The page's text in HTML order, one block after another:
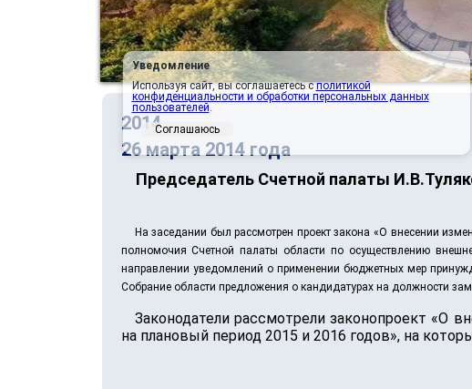
2014
26 марта 2014 года
Председатель Счетной палаты
На заседании был рассмотрен проект закона «О внесении
полномочия Счетной палаты области по осуществлению
направлении уведомлений о применении бюджетных мер
Собрание области предложения о кандидатурах на должности
Законодатели рассмотрели законопроект «О
на плановый период 2015 и 2016 годов», на
Уведомление
Используя сайт, вы соглашаетесь сполитикой
конфиденциальности и обработки персональных данных
пользователей.
Соглашаюсь